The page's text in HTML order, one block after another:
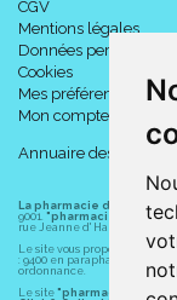
CGV
Mentions légales
Données personnelles
Cookies
Mes préférences
Mon compte
Annuaire des
La pharmacie du centre à
9001. "pharmacie-du-
rue Jeanne d' Harcourt, 80300
Le site vous propose un
: 9400 en parapharmacie,
ordonnance.
Le site "pharmacie-du-